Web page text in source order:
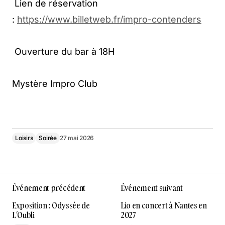
Lien de réservation
: https://www.billetweb.fr/impro-contenders
Ouverture du bar à 18H
Mystère Impro Club
Loisirs Soirée 27 mai 2026
Événement précédent
Exposition : Odyssée de
L’Oubli
Événement suivant
Lio en concert à Nantes en
2027